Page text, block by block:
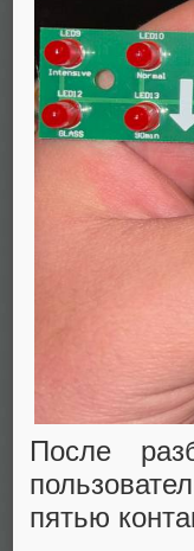
После
пятью